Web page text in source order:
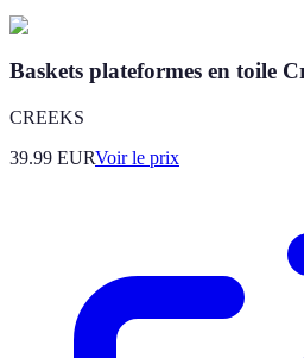
Baskets plateformes en toile
CREEKS
39.99 EURVoir le prix